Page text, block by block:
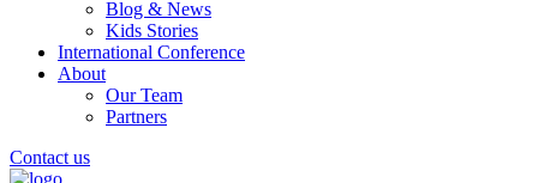
Blog & News
Kids Stories
International Conference
About
Our Team
Partners
Contact us